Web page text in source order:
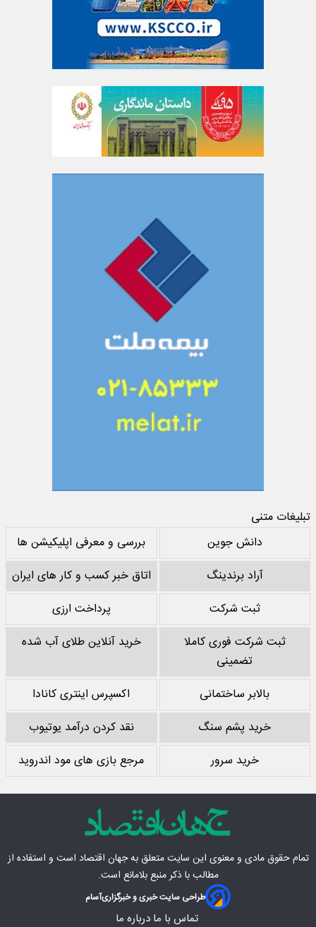
تبلیغات متنی
دانش جوین
بررسی و معرفی اپلیکیشن ها
آراد برندینگ
اتاق خبر کسب و کار های ایران
ثبت شرکت
پرداخت ارزی
ثبت شرکت فوری کاملا
تضمینی
خرید آنلاین طلای آب شده
بالابر ساختمانی
اکسپرس اینتری کانادا
خرید پشم سنگ
نقد کردن درآمد یوتیوب
خرید سرور
مرجع بازی های مود اندروید
تمام حقوق مادی‌ و معنوی این سایت متعلق بهجهان اقتصاد است و استفاده از
مطالب با ذکر منبع بلامانع است.
طراحی سایت خبری و خبرگزاریآسام
تماس با ما درباره ما